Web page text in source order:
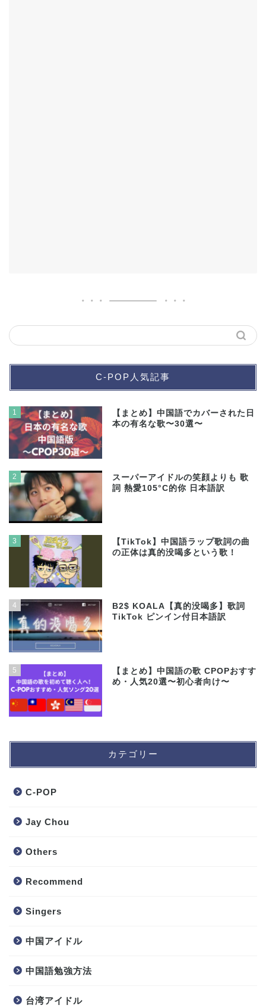
C-POP人気記事
1
【まとめ】中国語でカバーされた日
本の有名な歌〜30選〜
2
スーパーアイドルの笑顔よりも 歌
詞 熱愛105°C的你 日本語訳
3
【TikTok】中国語ラップ歌詞の曲
の正体は真的没喝多という歌！
4
B2$ KOALA【真的没喝多】歌詞
TikTok ピンイン付日本語訳
5
【まとめ】中国語の歌 CPOPおすす
め・人気20選〜初心者向け〜
カテゴリー
C-POP
Jay Chou
Others
Recommend
Singers
中国アイドル
中国語勉強方法
台湾アイドル